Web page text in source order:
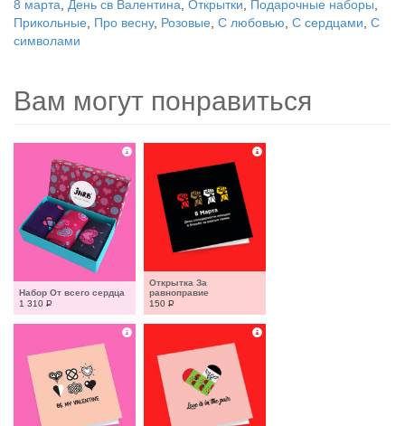
8 марта День св Валентина Открытки Подарочные наборы
Прикольные
Про весну, Розовые С любовью С сердцами С
символами
Вам могут понравиться
Набор От всего сердца
1 310 Р
Открытка За
равноправие
150 Р